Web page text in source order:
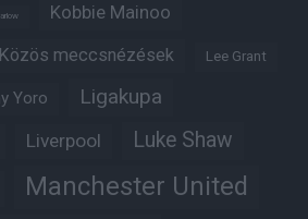
Kobbie Mainoo
Közös meccsnézések Lee Grant
Yoro Ligakupa
Liverpool Luke Shaw
Manchester United